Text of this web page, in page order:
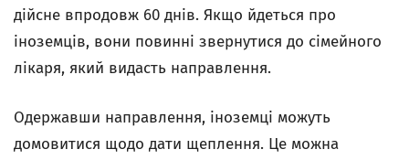
дійсне впродовж 60 днів. Якщо йдеться про
іноземців, вони повинні звернутися до сімейного
лікаря, який видасть направлення.
Одержавши направлення, іноземці можуть
домовитися щодо дати щеплення. Це можна